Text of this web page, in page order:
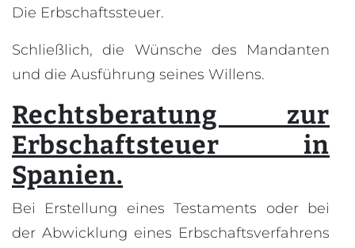
Die Erbschaftssteuer.
Schließlich, die Wünsche des Mandanten
und die Ausführung seines Willens.
Rechtsberatung zur
Erbschaftsteuer in
Spanien.
Bei Erstellung eines Testaments oder bei
der Abwicklung eines Erbschaftsverfahrens